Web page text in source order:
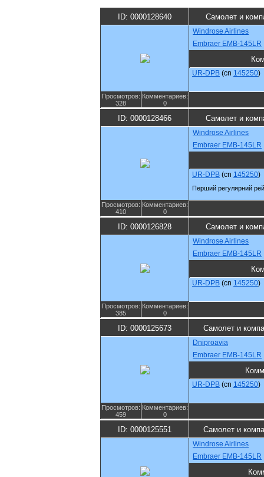
ID: 0000128640 Самолет и
Windrose Airlines
Embraer EMB-145LR
UR-DPB (cn 145250)
Просмотров:
328
Комментариев:
0
ID: 0000128466 Самолет и
Windrose Airlines
Embraer EMB-145LR
UR-DPB (cn 145250)
Перший регулярний
Просмотров:
410
Комментариев:
0
ID: 0000126828 Самолет и
Windrose Airlines
Embraer EMB-145LR
UR-DPB (cn 145250)
Просмотров:
385
Комментариев:
0
ID: 0000125673 Самолет и
Dniproavia
Embraer EMB-145LR
UR-DPB (cn 145250)
Просмотров:
459
Комментариев:
0
ID: 0000125551 Самолет и
Windrose Airlines
Embraer EMB-145LR